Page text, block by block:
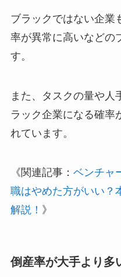
ブラックではない企業
率が異常に高いなどの
す。
また、タスクの量や人
ラック企業になる確率
れています。
《関連記事： ベンチャ
職はやめた方がいい？
解説！ 》
倒産率が大手より多